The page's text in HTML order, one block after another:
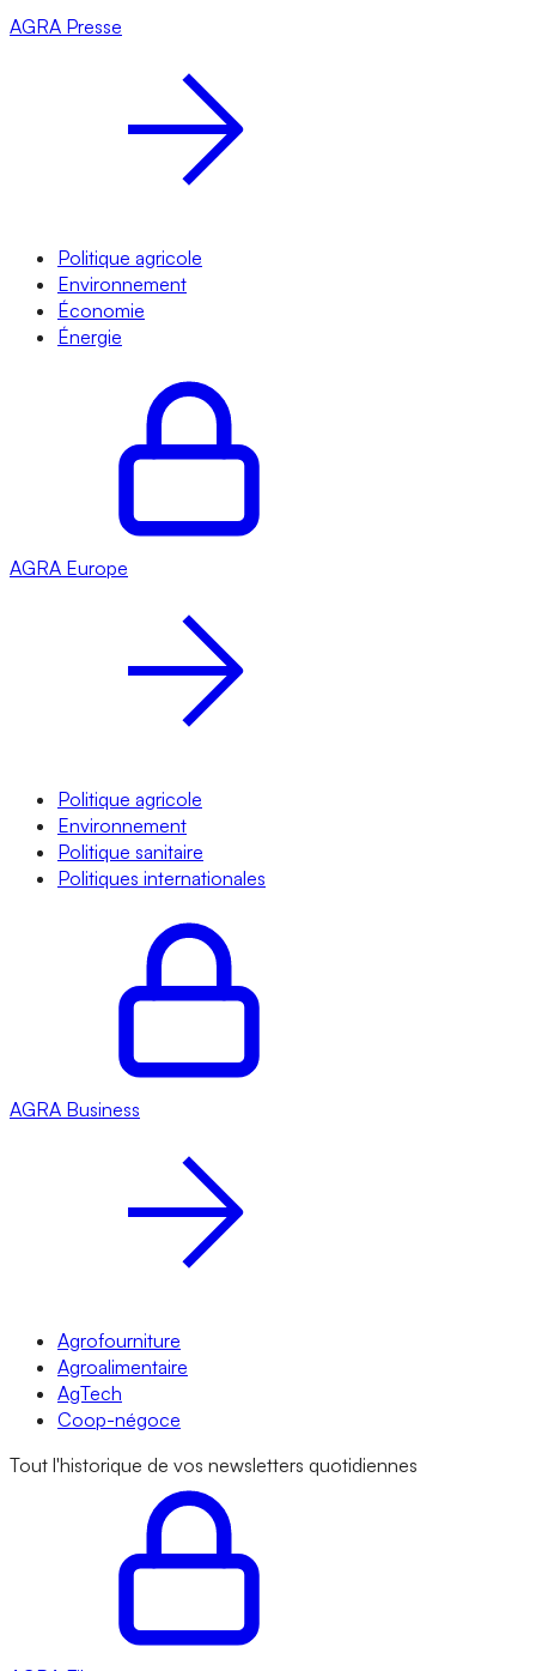
AGRA Presse
Politique agricole
Environnement
Économie
Énergie
AGRA Europe
Politique agricole
Environnement
Politique sanitaire
Politiques internationales
AGRA Business
Agrofourniture
Agroalimentaire
AgTech
Coop-négoce
Tout l'historique de vos newsletters quotidiennes